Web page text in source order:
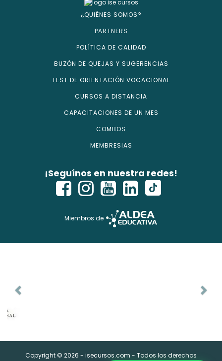
¿QUIÉNES SOMOS?
PARTNERS
POLÍTICA DE CALIDAD
BUZÓN DE QUEJAS Y SUGERENCIAS
TEST DE ORIENTACIÓN VOCACIONAL
CURSOS A DISTANCIA
CAPACITACIONES DE UN MES
COMBOS
MEMBRESIAS
¡Seguínos en nuestra redes!
Miembros de
Copyright © 2026 - isecursos.com - Todos los derechos